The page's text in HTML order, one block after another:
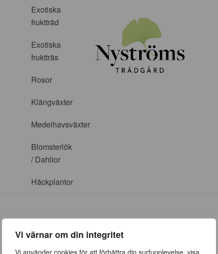
Vi värnar om din integritet
Vi använder cookies för att förbättra din surfupplevelse, visa
Exotiska
fruktträd
Exotiska
fruktträs
Rosor
Klängväxter
Medelhavsväxter
Blomsterlök
/ Dahlior
Häckplantor
ÖPPETTIDER